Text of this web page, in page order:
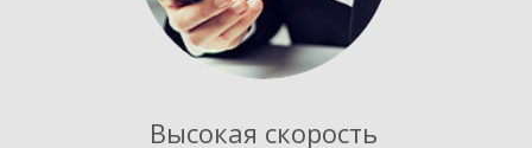
Высокая скорость